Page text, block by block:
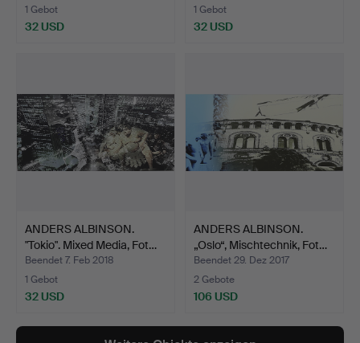
1 Gebot
32 USD
1 Gebot
32 USD
ANDERS ALBINSON.
"Tokio". Mixed Media, Fot…
Beendet 7. Feb 2018
1 Gebot
32 USD
ANDERS ALBINSON.
„Oslo“, Mischtechnik, Fot…
Beendet 29. Dez 2017
2 Gebote
106 USD